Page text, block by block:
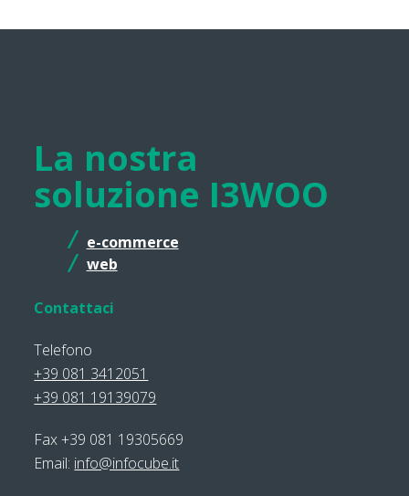
La nostra
soluzione I3WOO
e-commerce
web
Contattaci
Telefono
+39 081 3412051
+39 081 19139079
Fax +39 081 19305669
Email: info@infocube.it